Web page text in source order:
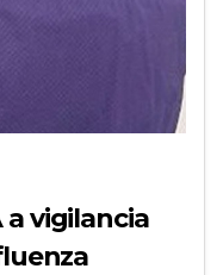
a vigilancia